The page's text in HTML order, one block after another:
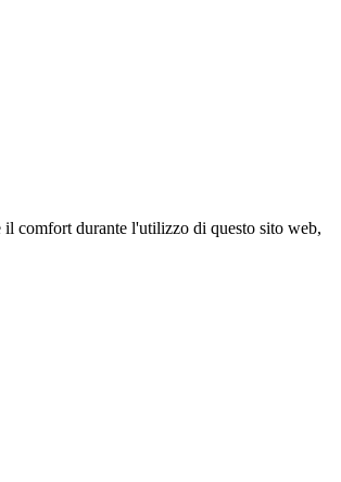
comfort durante l'utilizzo di questo sito web,